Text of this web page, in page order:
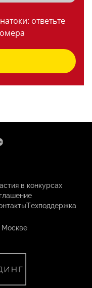
ответьте
в конкурсах
Техподдержка
Москве